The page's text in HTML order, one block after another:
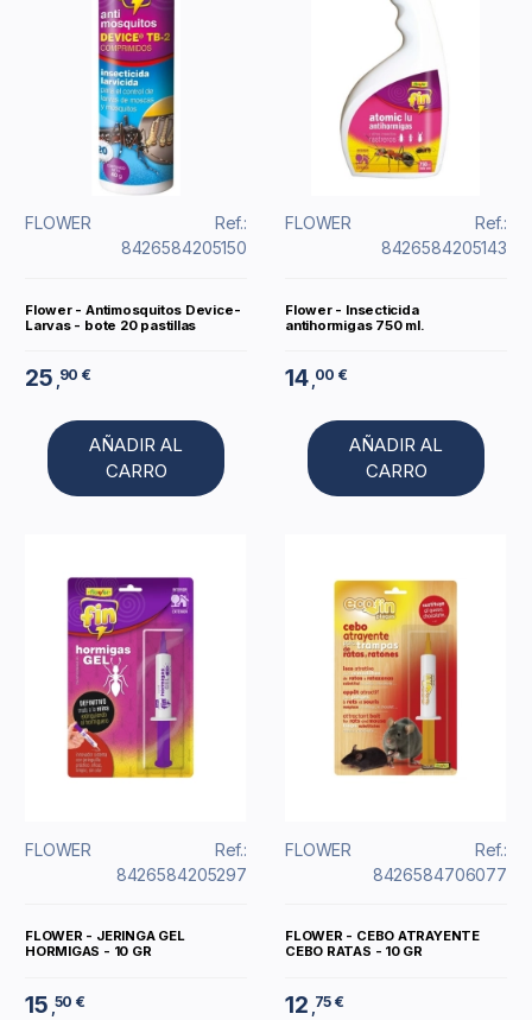
FLOWER
Ref.:
8426584205150
Flower - Antimosquitos Device-
Larvas - bote 20 pastillas
25 ,90 €
AÑADIR AL
CARRO
FLOWER
Ref.:
8426584205143
Flower - Insecticida
antihormigas 750 ml.
14 ,00 €
AÑADIR AL
CARRO
FLOWER
Ref.:
8426584205297
FLOWER - JERINGA GEL
HORMIGAS - 10 GR
15 ,50 €
FLOWER
Ref.:
8426584706077
FLOWER - CEBO ATRAYENTE
CEBO RATAS - 10 GR
12 75 €